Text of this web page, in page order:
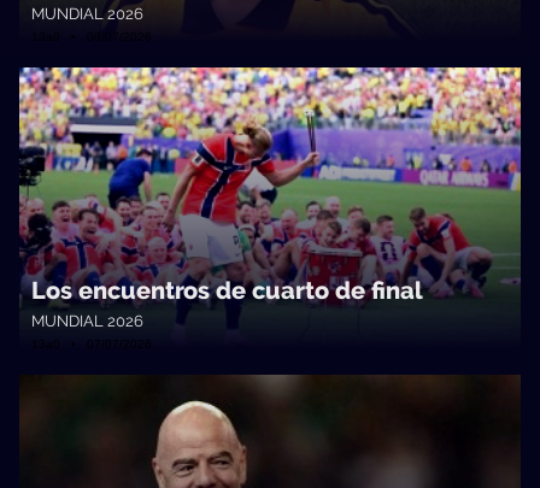
MUNDIAL 2026
13a0 • 08/07/2026
Los encuentros de cuarto de final
MUNDIAL 2026
13a0 • 07/07/2026